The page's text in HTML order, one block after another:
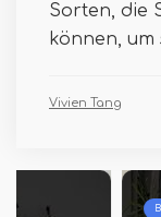
Sorten, die
können, um
Vivien Tang
Beste und oberste